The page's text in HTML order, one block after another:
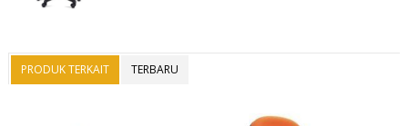
PRODUK TERKAIT TERBARU